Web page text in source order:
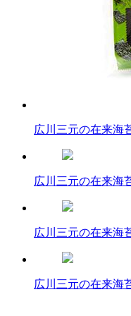
広川三元の在来海
広川三元の在来海
広川三元の在来海
広川三元の在来海